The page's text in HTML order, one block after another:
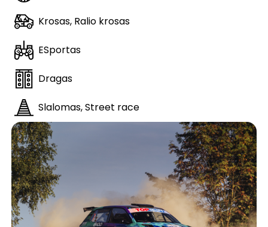
Krosas, Ralio krosas
ESportas
Dragas
Slalomas, Street race